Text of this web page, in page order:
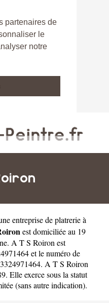
partenaires de
le
notre
entreprise de platrerie à
est domiciliée au 19
A T S Roiron est
et le numéro de
A T S Roiron
Elle exerce sous la statut
(sans autre indication).